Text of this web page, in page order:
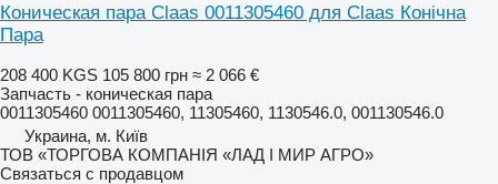
Коническая пара Claas 0011305460 для Claas Конічна
Пара
208 400 KGS 105 800 грн ≈ 2 066 €
Запчасть - коническая пара
0011305460 0011305460, 11305460, 1130546.0, 001130546.0
Украина, м. Київ
ТОВ «ТОРГОВА КОМПАНІЯ «ЛАД І МИР АГРО»
Связаться с продавцом